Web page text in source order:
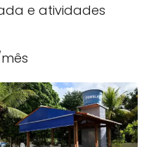
e atividades